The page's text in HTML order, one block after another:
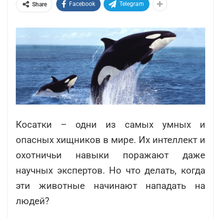
Share Facebook Telegram
Косатки – одни из самых умных и
опасных хищников в мире. Их интеллект и
охотничьи навыки поражают даже
научных экспертов. Но что делать, когда
эти животные начинают нападать на
людей?